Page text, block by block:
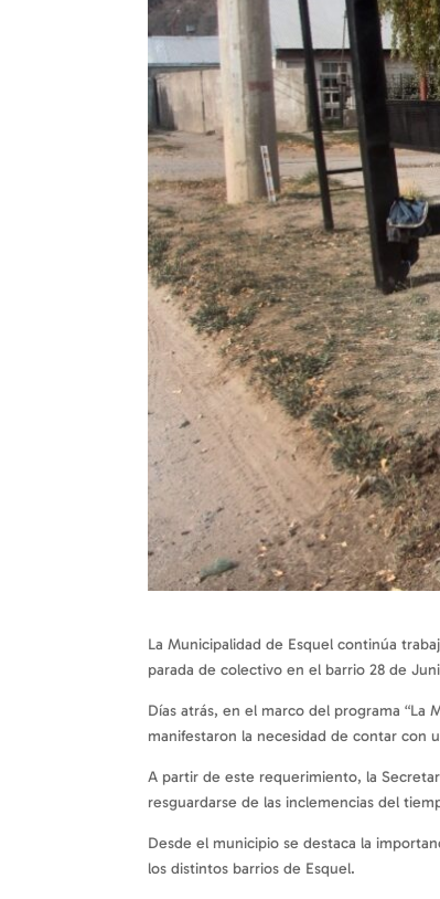
La Municipalidad de Esquel continúa
parada de colectivo en el barrio 28 de
Días atrás, en el marco del programa
manifestaron la necesidad de contar con
A partir de este requerimiento, la
resguardarse de las inclemencias del
Desde el municipio se destaca la
los distintos barrios de Esquel.